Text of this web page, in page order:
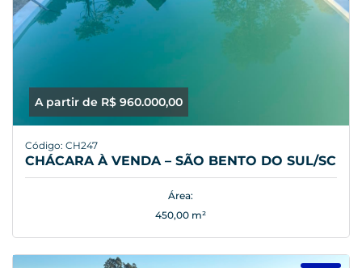
A partir de R$ 960.000,00
Código: CH247
CHÁCARA À VENDA – SÃO BENTO DO SUL/SC
Área:
450,00 m²